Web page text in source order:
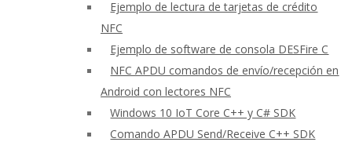
Ejemplo de lectura de tarjetas de crédito
NFC
Ejemplo de software de consola DESFire C
NFC APDU comandos de envío/recepción en
Android con lectores NFC
Windows 10 IoT Core C++ y C# SDK
Comando APDU Send/Receive C++ SDK